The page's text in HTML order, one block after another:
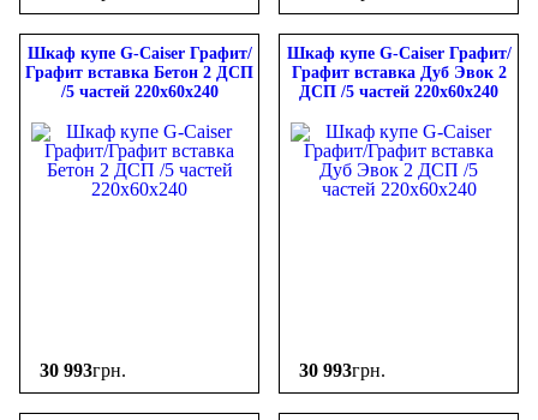
Шкаф купе G-Caiser Графит/
Графит вставка Бетон 2 ДСП
/5 частей 220х60х240
30 993грн.
Шкаф купе G-Caiser Графит/
Графит вставка Дуб Эвок 2
ДСП /5 частей 220х60х240
30 993грн.